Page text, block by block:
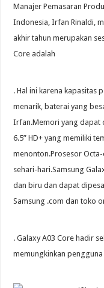
Manajer Pemasaran
Indonesia, Irfan Rinaldi,
akhir tahun merupakan
Core adalah
. Hal ini karena kapasitas
menarik, baterai yang
Irfan.Memori yang dapat
6.5” HD+ yang memiliki
menonton.Prosesor
sehari-hari.Samsung
dan biru dan dapat
Samsung .com dan toko
. Galaxy A03 Core hadir
memungkinkan